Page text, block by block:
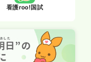
看護roo!国試